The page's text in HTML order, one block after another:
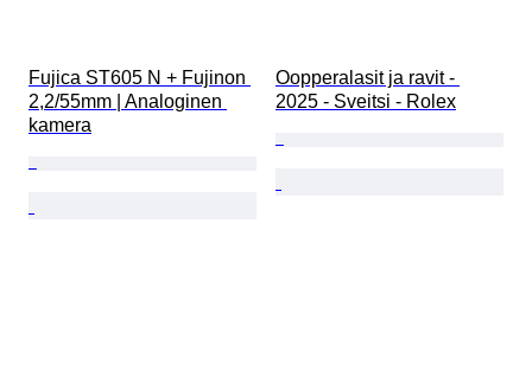
Fujica ST605 N + Fujinon
2,2/55mm | Analoginen
kamera
Oopperalasit ja ravit -
2025 - Sveitsi - Rolex